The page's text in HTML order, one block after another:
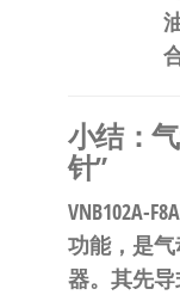
小结：
针”
VNB102A-
功能，是
器。其先